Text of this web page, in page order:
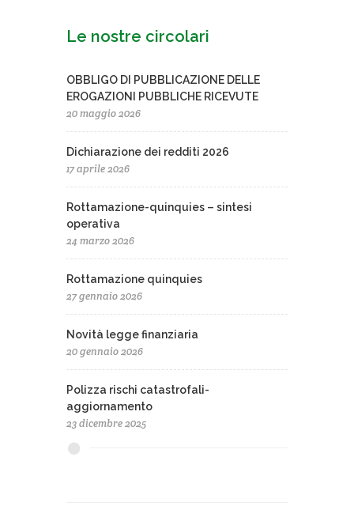
Le nostre circolari
OBBLIGO DI PUBBLICAZIONE DELLE
EROGAZIONI PUBBLICHE RICEVUTE
20 maggio 2026
Dichiarazione dei redditi 2026
17 aprile 2026
Rottamazione-quinquies – sintesi
operativa
24 marzo 2026
Rottamazione quinquies
27 gennaio 2026
Novità legge finanziaria
20 gennaio 2026
Polizza rischi catastrofali-
aggiornamento
23 dicembre 2025